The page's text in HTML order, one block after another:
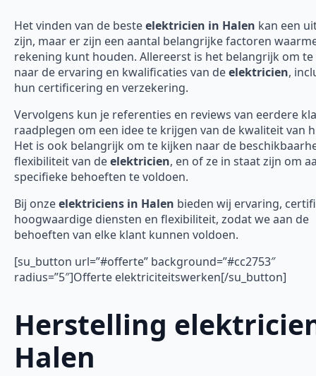
Het vinden van de besteelektricien in Halen kan een
zijn, maar er zijn een aantal belangrijke factoren
rekening kunt houden. Allereerst is het belangrijk om
naar de ervaring en kwalificaties van deelektricien,
hun certificering en verzekering.
Vervolgens kun je referenties en reviews van eerdere
raadplegen om een idee te krijgen van de kwaliteit van
Het is ook belangrijk om te kijken naar de
flexibiliteit van deelektricien, en of ze in staat zijn om
specifieke behoeften te voldoen.
Bij onzeelektriciens in Halen bieden wij ervaring,
hoogwaardige diensten en flexibiliteit, zodat we aan de
behoeften van elke klant kunnen voldoen.
[su_button url=”#offerte” background=”#cc2753″
radius=”5″]Offerte elektriciteitswerken[/su_button]
Herstelling
Halen